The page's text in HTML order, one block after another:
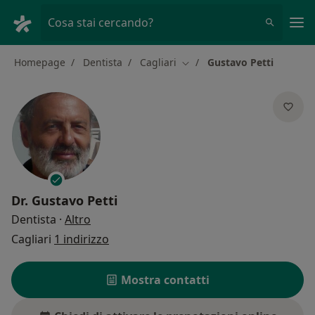
Cosa stai cercando?
Homepage Dentista Cagliari Cambia città
Gustavo Petti
Dr. Gustavo Petti
Dentista · Altro
Cagliari 1 indirizzo
Mostra contatti